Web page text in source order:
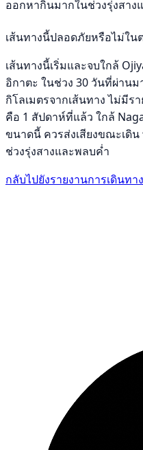
ออกหากินมากในช่วงรุ่งสาง
เส้นทางนี้ปลอดภัยหรือไม่ใน
เส้นทางนี้เริ่มและจบใกล้
อิกาตะ ในช่วง 30 วันที่ผ่าน
กิโลเมตรจากเส้นทาง ไม่มีร
คือ 1 สัปดาห์ที่แล้ว ใกล้
ขนาดนี้ ควรส่งเสียงขณะเดิน
ช่วงรุ่งสางและพลบค่ำ
กลับไปยังรายงานการเดินทาง